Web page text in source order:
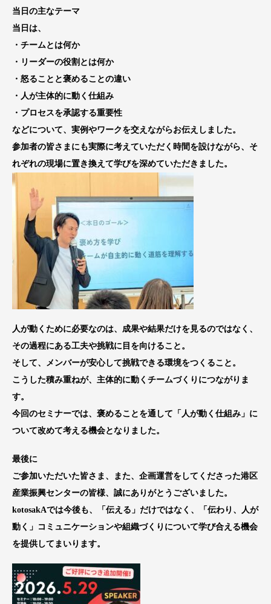
当日の主なテーマ
当日は、
・チームとは何か
・リーダーの役割とは何か
・怒ることと褒めることの違い
・人が主体的に動く仕組み
・プロセスを承認する重要性
などについて、実例やワークを交えながらお伝えしました。
参加者の皆さまにも実際に考えていただく時間を設けながら、そ
れぞれの現場に置き換えて学びを深めていただきました。
人が動くために必要なのは、成果や結果だけを見るのではなく、
その過程にある工夫や挑戦に目を向けること。
そして、メンバーが安心して挑戦できる環境をつくること。
こうした積み重ねが、主体的に動くチームづくりにつながりま
す。
今回のセミナーでは、褒めることを通して「人が動く仕組み」に
ついて改めて考える機会となりました。
最後に
ご参加いただいた皆さま、また、企画運営をしてくださった港区
産業振興センターの皆様、誠にありがとうございました。
kotosakAでは今後も、「伝える」だけではなく、「伝わり、人が
動く」コミュニケーションや組織づくりについて学び合える機会
を提供してまいります。